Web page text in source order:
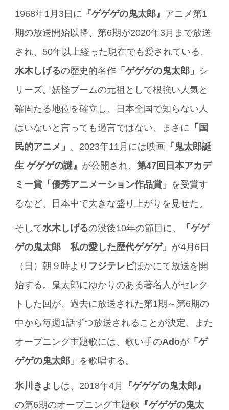
1968年1月3日に 『ゲゲゲの鬼太郎』 アニメ第1
期の放送開始以降、第6期が2020年3月まで放送
され、50年以上経った現在でも愛されている、
水木しげるの歴史的名作 「ゲゲゲの鬼太郎」 シ
リーズ。妖怪ブームの元祖として根強い人気と
確固たる地位を確立し、日本全国で知らない人
はいないと言っても過言ではない、まさに 「国
民的アニメ」 。2023年11月には映画 『鬼太郎誕
生 ゲゲゲの謎』 が公開され、第47回日本アカデ
ミー賞「優秀アニメーション作品賞」 を受賞す
るなど、日本中で大きな盛り上がりを見せた。
そして水木しげるの没後10年の節目に、
「ゲゲ
ゲの鬼太郎 私の愛した歴代ゲゲゲ」 が4月6日
（日）朝９時より フジテレビほかにて放送を開
始する。鬼太郎にゆかりのある著名人がセレク
トした回が、過去に放送された第1期～第6期の
中から毎週1話ずつ放送されることが決定、また
オープニング主題歌には、歌い手のAdoが 「ゲ
ゲゲの鬼太郎」 を歌唱する。
氷川きよしは、2018年4月
『ゲゲゲの鬼太郎』
の第6期のオープニング主題歌 『ゲゲゲの鬼太